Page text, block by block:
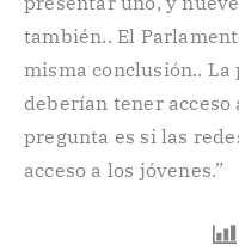
también.. El
misma conclusión.. La
deberían tener acceso
pregunta es si las
acceso a los jóvenes.”